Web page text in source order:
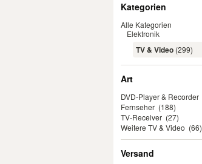
Kategorien
Alle Kategorien
Elektronik
TV & Video (299)
Art
DVD-Player & Recorder
Fernseher (188)
TV-Receiver (27)
Weitere TV & Video (66)
Versand